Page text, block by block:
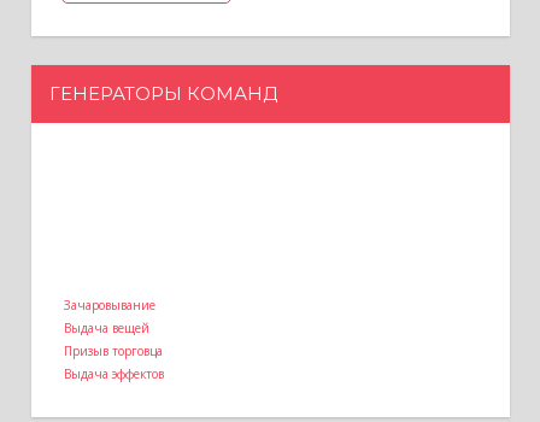
ГЕНЕРАТОРЫ КОМАНД
Зачаровывание
Выдача вещей
Призыв торговца
Выдача эффектов